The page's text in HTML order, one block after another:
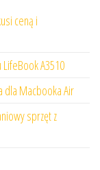
ceną i
A3510
dla Macbooka Air
sprzęt z